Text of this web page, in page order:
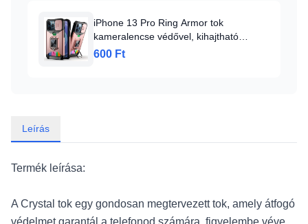
iPhone 13 Pro Ring Armor tok
kameralencse védővel, kihajtható
támasszal, kártyatartóval rózsaszín (ip-
600 Ft
Leírás
Termék leírása:
A Crystal tok egy gondosan megtervezett tok, amely átfogó
védelmet garantál a telefonod számára, figyelembe véve